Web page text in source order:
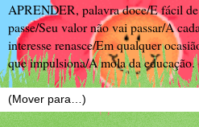
APRENDER, palavra doce/E fácil
passe/Seu valor não vai passar/A
interesse renasce/Em qualquer
que impulsiona/A mola da